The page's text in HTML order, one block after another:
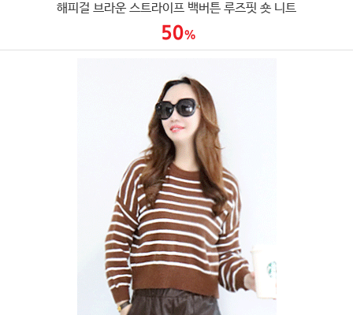
해피걸 브라운 스트라이프 백버튼 루즈핏 숏 니트